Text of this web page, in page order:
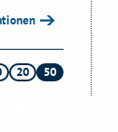
20 50